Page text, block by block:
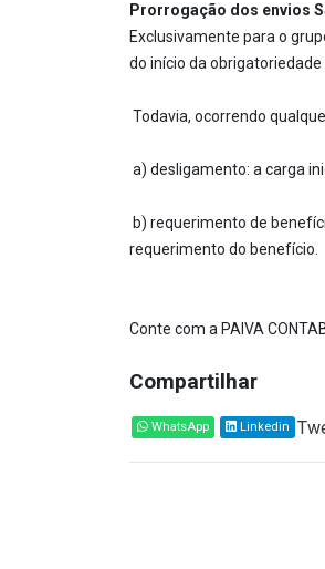
Prorrogação dos envios
Exclusivamente para o
do início da obrigatoriedade
Todavia, ocorrendo
a) desligamento: a carga
b) requerimento de
requerimento do benefício.
Conte com a PAIVA
Compartilhar
WhatsApp Linkedin